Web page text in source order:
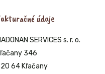
údaje
SERVICES s. r. o.
346
64 Kľačany